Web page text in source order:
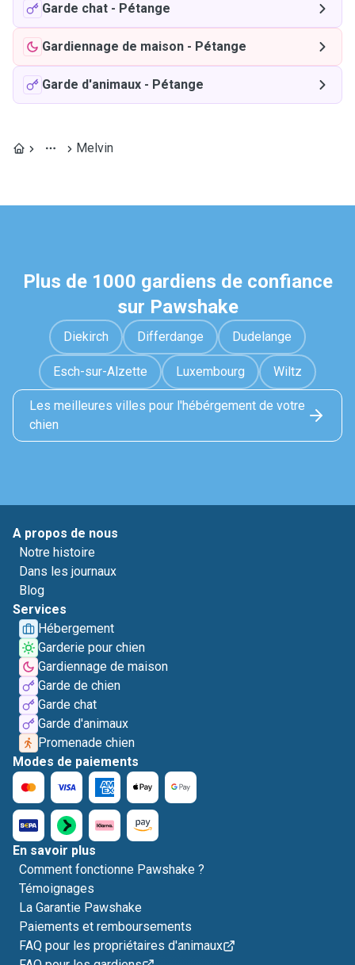
Garde chat - Pétange
Gardiennage de maison - Pétange
Garde d'animaux - Pétange
Melvin
Plus de 1000 gardiens de confiance
sur Pawshake
Diekirch Differdange Dudelange
Esch-sur-Alzette Luxembourg Wiltz
Les meilleures villes pour l'hébérgement de votre
chien
A propos de nous
Notre histoire
Dans les journaux
Blog
Services
Hébergement
Garderie pour chien
Gardiennage de maison
Garde de chien
Garde chat
Garde d'animaux
Promenade chien
Modes de paiements
En savoir plus
Comment fonctionne Pawshake ?
Témoignages
La Garantie Pawshake
Paiements et remboursements
FAQ pour les propriétaires d'animaux